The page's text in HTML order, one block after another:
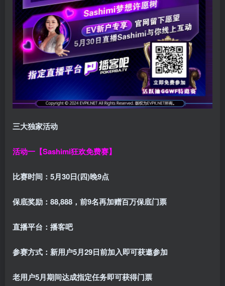
三大独家活动
活动一【Sashimi狂欢免费赛】
比赛时间： 5月30日(四)晚9点
保底奖励： 88,888 ，前9名再加赠百万保底门票
直播平台： 播客吧
参赛方式： 新用户5月29日前加入即可获邀参加
老用户5月期间达成指定任务即可获得门票